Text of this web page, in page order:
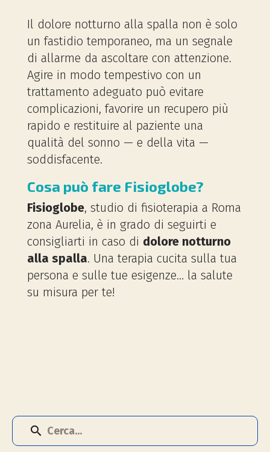
Il dolore notturno alla spalla non è solo
un fastidio temporaneo, ma un segnale
di allarme da ascoltare con attenzione.
Agire in modo tempestivo con un
trattamento adeguato può evitare
complicazioni, favorire un recupero più
rapido e restituire al paziente una
qualità del sonno — e della vita —
soddisfacente.
Cosa può fare Fisioglobe?
Fisioglobe, studio di fisioterapia a Roma
zona Aurelia, è in grado di seguirti e
consigliarti in caso di dolore notturno
alla spalla. Una terapia cucita sulla tua
persona e sulle tue esigenze… la salute
su misura per te!